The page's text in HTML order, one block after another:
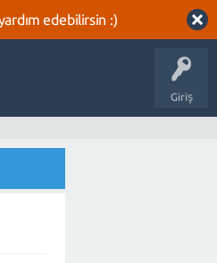
edebilirsin :)
Giriş